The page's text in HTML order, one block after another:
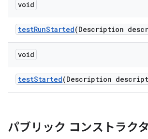
void
testRunStarted(Description
void
testStarted(Description
パブリック コンストラクタ